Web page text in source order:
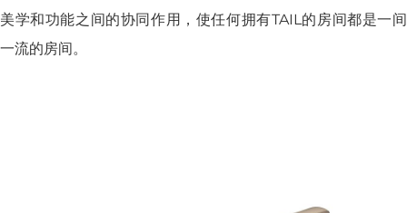
美学和功能之间的协同作用，使任何拥有TAIL的房间都是一间
一流的房间。